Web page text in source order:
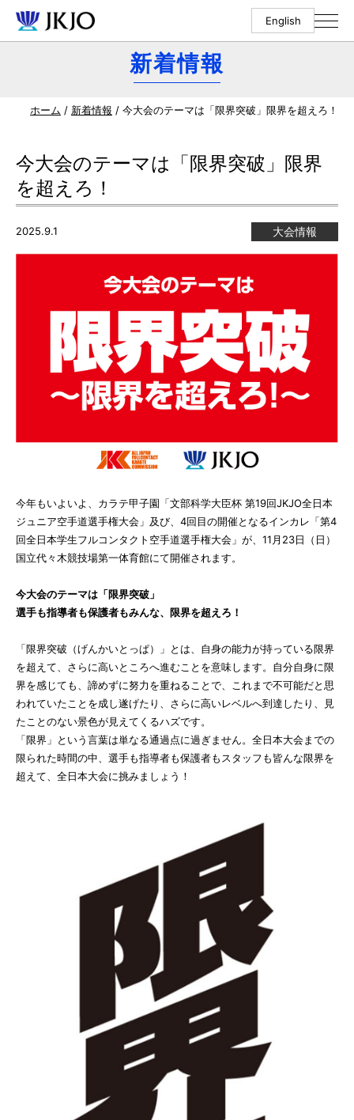
English
新着情報
ホーム / 新着情報 / 今大会のテーマは「限界突破」限界を超えろ！
今大会のテーマは「限界突破」限界
を超えろ！
2025.9.1 大会情報
今年もいよいよ、カラテ甲子園「文部科学大臣杯 第19回JKJO全日本
ジュニア空手道選手権大会」及び、4回目の開催となるインカレ「第4
回全日本学生フルコンタクト空手道選手権大会」が、11月23日（日）
国立代々木競技場第一体育館にて開催されます。
今大会のテーマは「限界突破」
選手も指導者も保護者もみんな、限界を超えろ！
「限界突破（げんかいとっぱ）」とは、自身の能力が持っている限界
を超えて、さらに高いところへ進むことを意味します。自分自身に限
界を感じても、諦めずに努力を重ねることで、これまで不可能だと思
われていたことを成し遂げたり、さらに高いレベルへ到達したり、見
たことのない景色が見えてくるハズです。
「限界」という言葉は単なる通過点に過ぎません。全日本大会までの
限られた時間の中、選手も指導者も保護者もスタッフも皆んな限界を
超えて、全日本大会に挑みましょう！